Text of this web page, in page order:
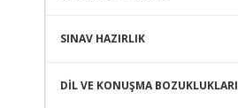
SINAV HAZIRLIK
DİL VE KONUŞMA BOZUKLUKLARI